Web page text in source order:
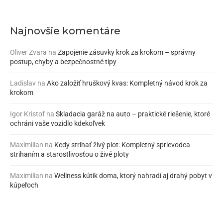
Najnovšie komentáre
Oliver Zvara na Zapojenie zásuvky krok za krokom – správny
postup, chyby a bezpečnostné tipy
Ladislav na Ako založiť hruškový kvas: Kompletný návod krok za
krokom
Igor Kristof na Skladacia garáž na auto – praktické riešenie, ktoré
ochráni vaše vozidlo kdekoľvek
Maximilian na Kedy strihať živý plot: Kompletný sprievodca
strihaním a starostlivosťou o živé ploty
Maximilian na Wellness kútik doma, ktorý nahradí aj drahý pobyt v
kúpeľoch